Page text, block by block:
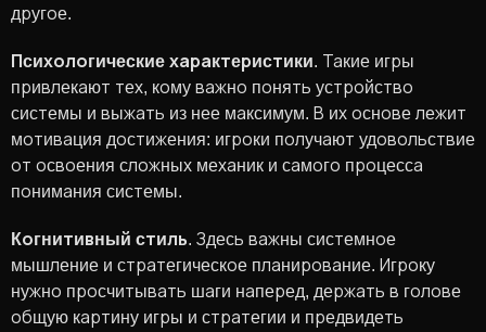
другое.
Психологические характеристики. Такие игры
привлекают тех, кому важно понять устройство
системы и выжать из нее максимум. В их основе лежит
мотивация достижения: игроки получают удовольствие
от освоения сложных механик и самого процесса
понимания системы.
Когнитивный стиль. Здесь важны системное
мышление и стратегическое планирование. Игроку
нужно просчитывать шаги наперед, держать в голове
общую картину игры и стратегии и предвидеть